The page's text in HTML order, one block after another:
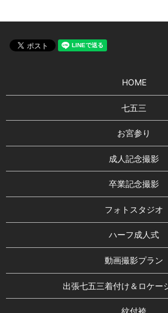
HOME
七五三
お宮参り
成人記念撮影
卒業記念撮影
フォトスタジオ
ハーフ成人式
動画撮影プラン
出張七五三着付け＆ロケー